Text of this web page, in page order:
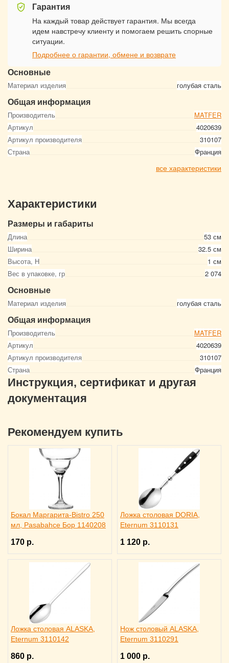
Основные
Материал изделия голубая сталь
Общая информация
Производитель
MATFER
Артикул
4020639
Артикул производителя
310107
Страна
Франция
все характеристики
Гарантия
На каждый товар действует гарантия. Мы всегда
идем навстречу клиенту и помогаем решить спорные
ситуации.
Подробнее о гарантии, обмене и возврате
Характеристики
Размеры и габариты
Длина
53 см
Ширина
32.5 см
Высота, Н
1 см
Вес в упаковке, гр
2 074
Основные
Материал изделия голубая сталь
Общая информация
Производитель
MATFER
Артикул
4020639
Артикул производителя
310107
Страна
Франция
Инструкция, сертификат и другая
документация
Рекомендуем купить
Бокал Маргарита-Bistro 250
мл, Pasabahce Бор 1140208
170 р.
Ложка столовая DORIA,
Eternum 3110131
1 120 р.
Ложка столовая ALASKA,
Eternum 3110142
860 р.
Нож столовый ALASKA,
Eternum 3110291
1 000 р.